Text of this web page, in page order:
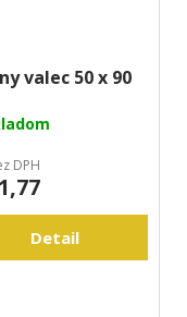
valec 50 x 90
DPH
Detail